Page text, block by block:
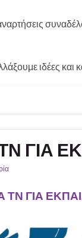
ιδέες και
ΓΙΑ
ΤΝ ΓΙΑ